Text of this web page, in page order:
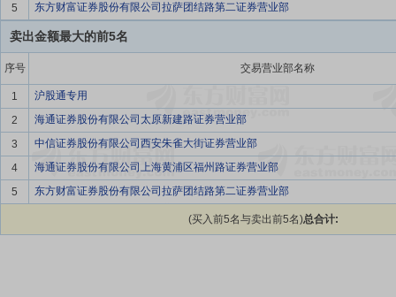
5
东方财富证券股份有限公司拉萨团结路第二证券营业部
卖出金额最大的前5名
序号 交易营业部名称
1
沪股通专用
2
海通证券股份有限公司太原新建路证券营业部
3
中信证券股份有限公司西安朱雀大街证券营业部
4
海通证券股份有限公司上海黄浦区福州路证券营业部
5
东方财富证券股份有限公司拉萨团结路第二证券营业部
(买入前5名与卖出前5名)总合计: